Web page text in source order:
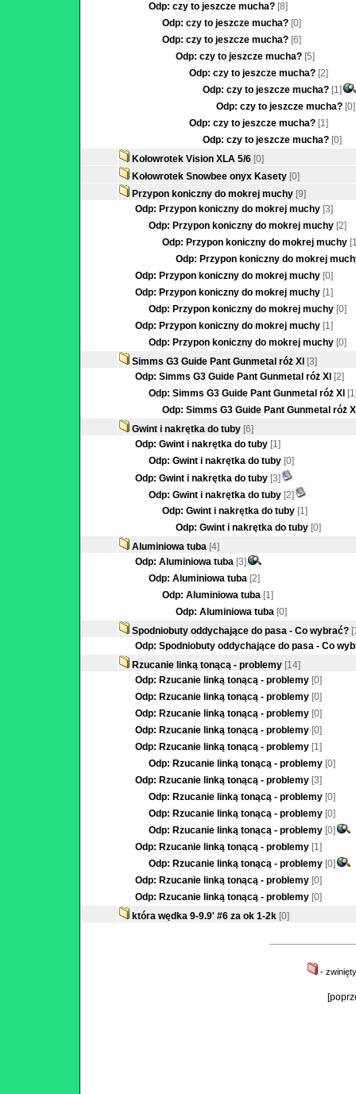
Odp: czy to jeszcze mucha? [8]
Odp: czy to jeszcze mucha? [0]
Odp: czy to jeszcze mucha? [6]
Odp: czy to jeszcze mucha? [5]
Odp: czy to jeszcze mucha? [2]
Odp: czy to jeszcze mucha? [1]
Odp: czy to jeszcze mucha? [0]
Odp: czy to jeszcze mucha? [1]
Odp: czy to jeszcze mucha? [0]
Kołowrotek Vision XLA 5/6 [0]
Kołowrotek Snowbee onyx Kasety [0]
Przypon koniczny do mokrej muchy [9]
Odp: Przypon koniczny do mokrej muchy [3]
Odp: Przypon koniczny do mokrej muchy [2]
Odp: Przypon koniczny do mokrej muchy
Odp: Przypon koniczny do mokrej
Odp: Przypon koniczny do mokrej muchy [0]
Odp: Przypon koniczny do mokrej muchy [1]
Odp: Przypon koniczny do mokrej muchy [0]
Odp: Przypon koniczny do mokrej muchy [1]
Odp: Przypon koniczny do mokrej muchy [0]
Simms G3 Guide Pant Gunmetal róż Xl [3]
Odp: Simms G3 Guide Pant Gunmetal róż Xl [2]
Odp: Simms G3 Guide Pant Gunmetal róż Xl
Odp: Simms G3 Guide Pant Gunmetal róż
Gwint i nakrętka do tuby [6]
Odp: Gwint i nakrętka do tuby [1]
Odp: Gwint i nakrętka do tuby [0]
Odp: Gwint i nakrętka do tuby [3]
Odp: Gwint i nakrętka do tuby [2]
Odp: Gwint i nakrętka do tuby [1]
Odp: Gwint i nakrętka do tuby [0]
Aluminiowa tuba [4]
Odp: Aluminiowa tuba [3]
Odp: Aluminiowa tuba [2]
Odp: Aluminiowa tuba [1]
Odp: Aluminiowa tuba [0]
Spodniobuty oddychające do pasa - Co wybrać?
Odp: Spodniobuty oddychające do pasa - Co
Rzucanie linką tonącą - problemy [14]
Odp: Rzucanie linką tonącą - problemy [0]
Odp: Rzucanie linką tonącą - problemy [0]
Odp: Rzucanie linką tonącą - problemy [0]
Odp: Rzucanie linką tonącą - problemy [0]
Odp: Rzucanie linką tonącą - problemy [1]
Odp: Rzucanie linką tonącą - problemy [0]
Odp: Rzucanie linką tonącą - problemy [3]
Odp: Rzucanie linką tonącą - problemy [0]
Odp: Rzucanie linką tonącą - problemy [0]
Odp: Rzucanie linką tonącą - problemy [0]
Odp: Rzucanie linką tonącą - problemy [1]
Odp: Rzucanie linką tonącą - problemy [0]
Odp: Rzucanie linką tonącą - problemy [0]
Odp: Rzucanie linką tonącą - problemy [0]
która wędka 9-9.9' #6 za ok 1-2k [0]
-